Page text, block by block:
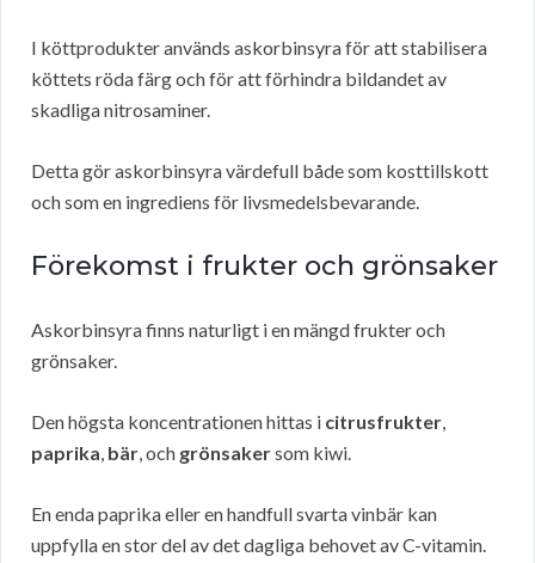
I köttprodukter används askorbinsyra för att stabilisera
köttets röda färg och för att förhindra bildandet av
skadliga nitrosaminer.
Detta gör askorbinsyra värdefull både som kosttillskott
och som en ingrediens för livsmedelsbevarande.
Förekomst i frukter och grönsaker
Askorbinsyra finns naturligt i en mängd frukter och
grönsaker.
Den högsta koncentrationen hittas i citrusfrukter,
paprika, bär, och grönsakersom kiwi.
En enda paprika eller en handfull svarta vinbär kan
uppfylla en stor del av det dagliga behovet av C-vitamin.